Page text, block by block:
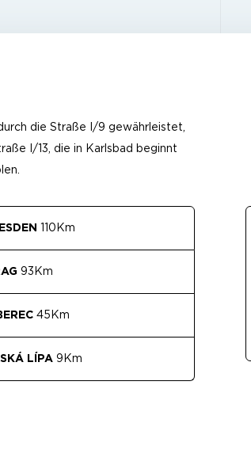
die Straße I/9 gewährleistet,
I/13, die in Karlsbad beginnt
110Km
93Km
45Km
LÍPA 9Km